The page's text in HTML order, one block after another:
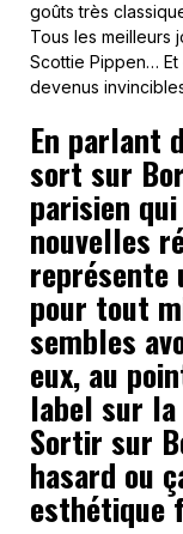
goûts très
Tous les meilleurs
Scottie Pippen… Et
devenus
En parlant
sort sur
parisien
nouvelles
représente
pour tout
sembles
eux, au
label sur
Sortir sur
hasard ou
esthétique